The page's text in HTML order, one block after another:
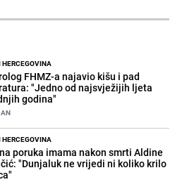
HERCEGOVINA
FHMZ-a najavio kišu i pad
"Jedno od najsvježijih ljeta
godina"
HERCEGOVINA
poruka imama nakon smrti Aldine
"Dunjaluk ne vrijedi ni koliko krilo